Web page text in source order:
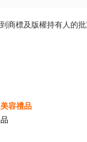
商標及版權持有人的批
容禮品